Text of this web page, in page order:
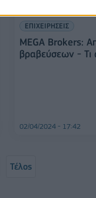
ΕΠΙΧΕΙΡΗΣΕΙΣ
MEGA Brokers:
βραβεύσεων - Τι
02/04/2024 - 17:42
Τέλος